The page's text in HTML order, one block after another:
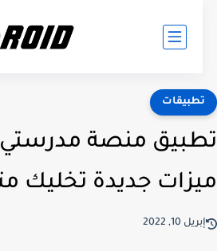
منصة مدرستي
جديدة تخليك
10, 2022